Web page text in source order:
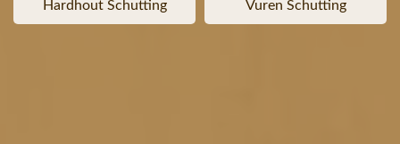
Hardhout Schutting Vuren Schutting